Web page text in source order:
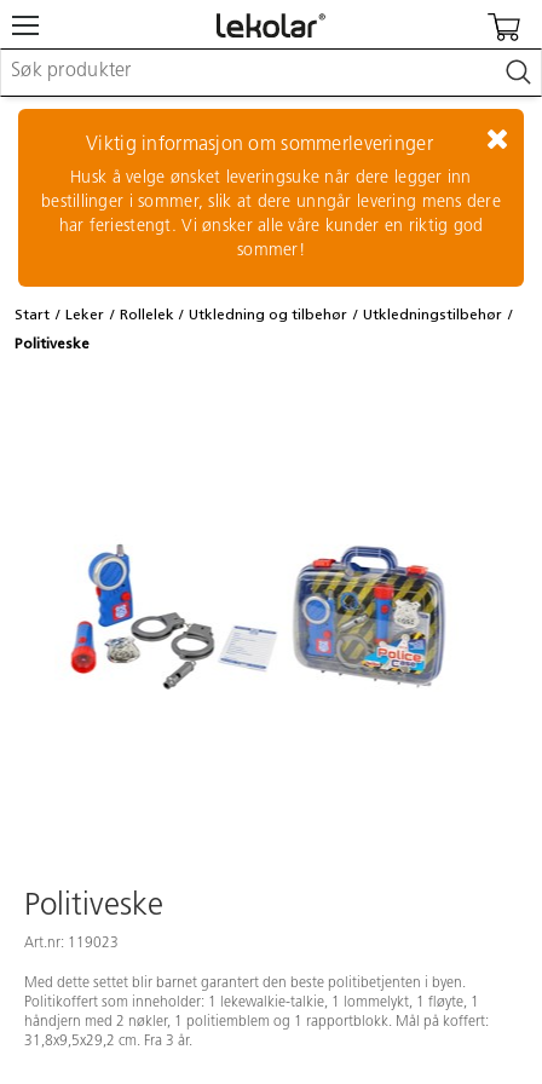
Lekeplassutstyr & utemiljø
Kunst & håndverk
Leker & sykler
Pedagogisk materiell
Barnevogner & småbarnsutstyr
Logge inn / registrere meg
Viktig informasjon om sommerleveringer
Husk å velge ønsket leveringsuke når dere legger inn
bestillinger i sommer, slik at dere unngår levering mens dere
har feriestengt. Vi ønsker alle våre kunder en riktig god
sommer!
Start Leker Rollelek Utkledning og tilbehør
Utkledningstilbehør
Politiveske
Politiveske
Art.nr: 119023
Med dette settet blir barnet garantert den beste politibetjenten i byen.
Politikoffert som inneholder: 1 lekewalkie-talkie, 1 lommelykt, 1 fløyte, 1
håndjern med 2 nøkler, 1 politiemblem og 1 rapportblokk. Mål på koffert:
31,8x9,5x29,2 cm. Fra 3 år.